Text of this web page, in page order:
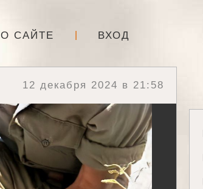
О САЙТЕ ВХОД
12 декабря 2024 в 21:58